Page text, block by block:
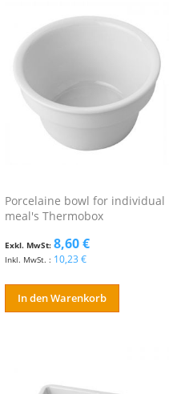
Porcelaine bowl for individual
meal's Thermobox
10,23 €
8,60 €
In den Warenkorb